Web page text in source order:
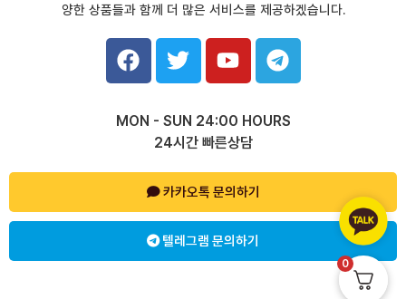
양한 상품들과 함께 더 많은 서비스를 제공하겠습니다.
F
a
c
b
o
T
w
i
t
e
r
Y
o
u
u
b
e
T
e
l
g
a
MON - SUN 24:00 HOURS
24시간 빠른상담
카카오톡 문의하기
텔레그램 문의하기
0